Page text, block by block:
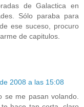
de Galactica en
Sólo paraba para
ese suceso, procuro
de capitulos.
2008 a las 15:08
se me pasan volando.